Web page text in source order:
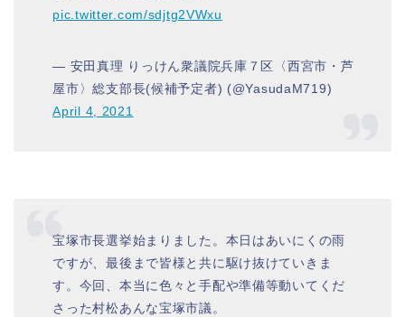
pic.twitter.com/sdjtg2VWxu
— 安田真理 りっけん衆議院兵庫７区〈西宮市・芦
屋市〉総支部長(候補予定者) (@YasudaM719)
April 4, 2021
宝塚市長選挙始まりました。本日はあいにくの雨
ですが、最後まで皆様と共に駆け抜けていきま
す。今回、本当に色々と手配や準備等動いてくだ
さった村松あんな宝塚市議。